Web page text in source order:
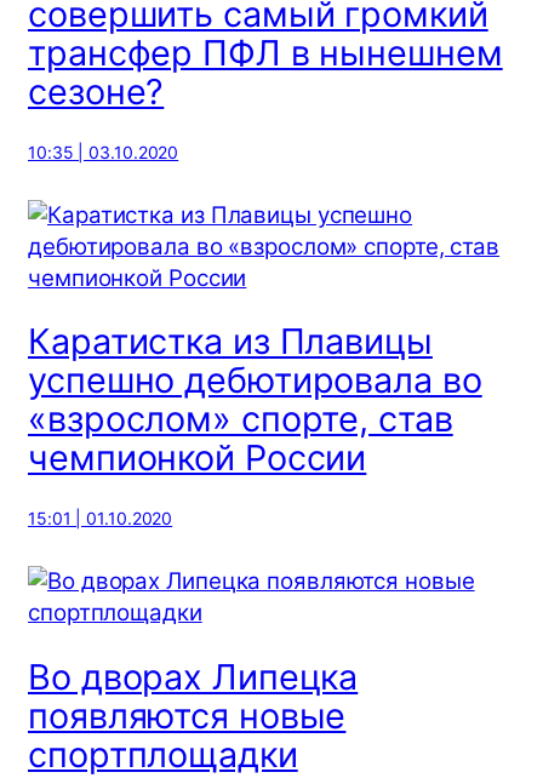
совершить самый громкий
трансфер ПФЛ в нынешнем
сезоне?
10:35 | 03.10.2020
Каратистка из Плавицы
успешно дебютировала во
«взрослом» спорте, став
чемпионкой России
15:01 | 01.10.2020
Во дворах Липецка
появляются новые
спортплощадки